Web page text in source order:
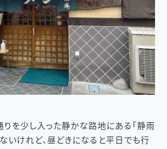
を少し入った静かな路地にある「静雨
いけれど、昼どきになると平日でも行